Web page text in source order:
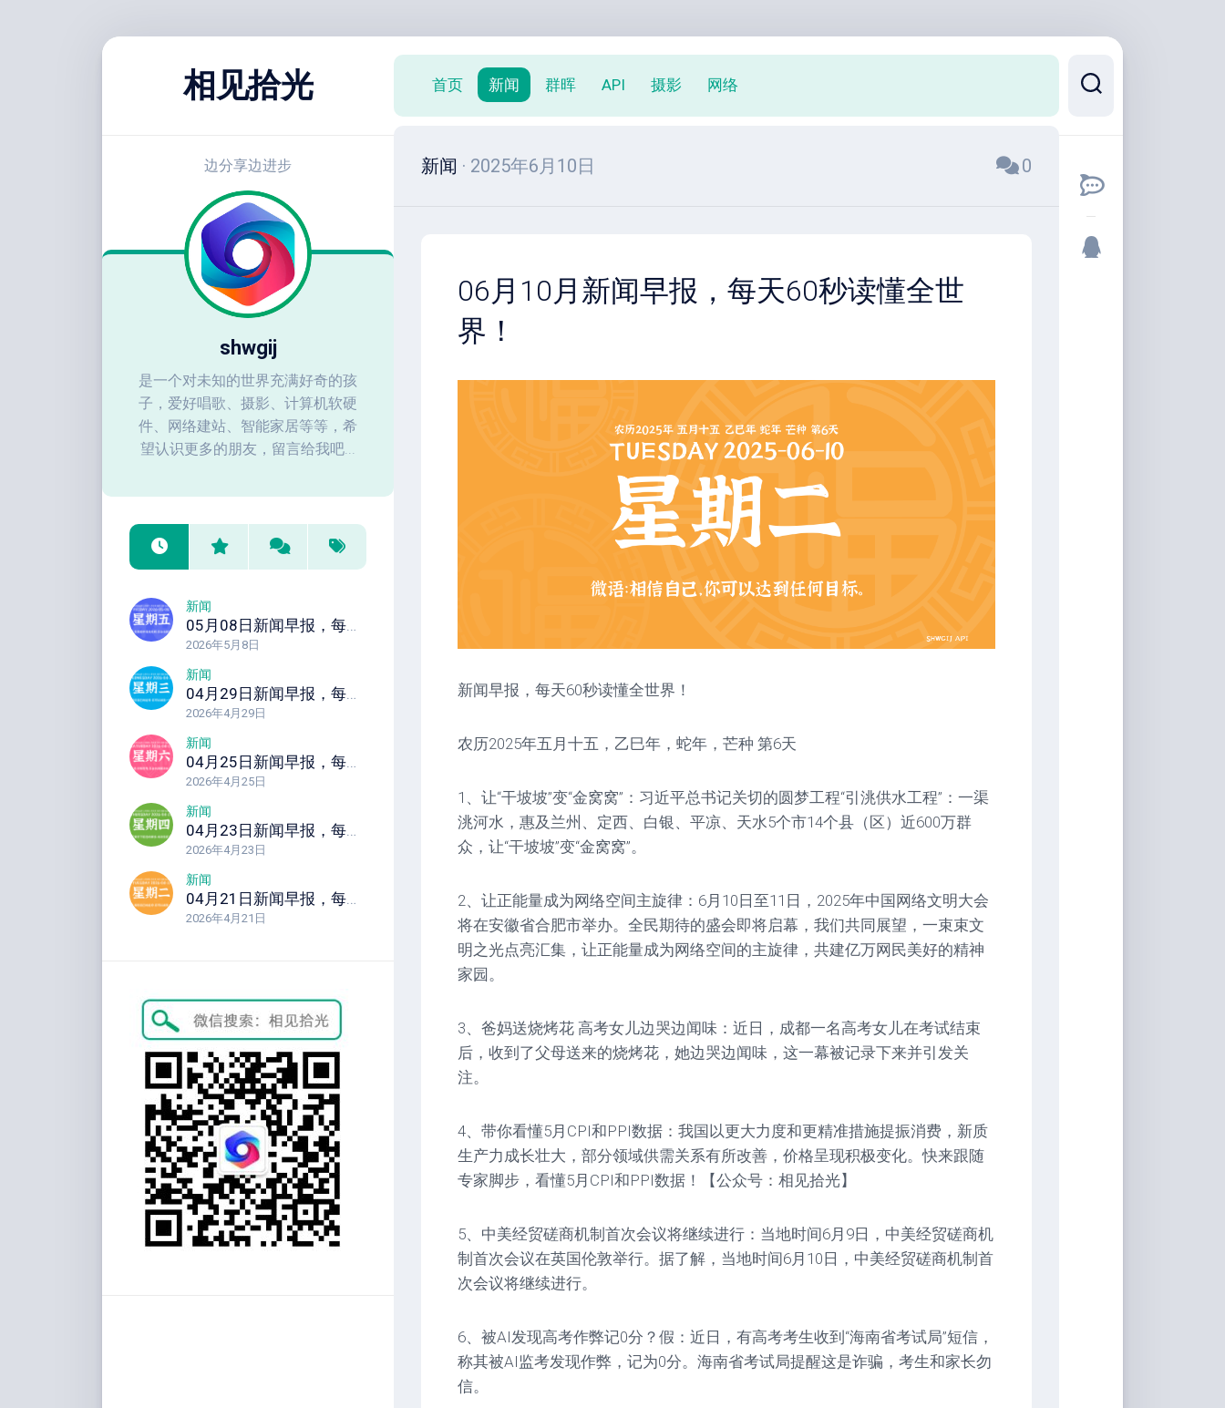
相见拾光
边分享边进步
shwgij
是一个对未知的世界充满好奇的孩
子，爱好唱歌、摄影、计算机软硬
件、网络建站、智能家居等等，希
望认识更多的朋友，留言给我吧...
新闻
05月08日新闻早报，每天60秒读懂全世界！
2026年5月8日
新闻
04月29日新闻早报，每天60秒读懂全世界！
2026年4月29日
新闻
04月25日新闻早报，每天60秒读懂全世界！
2026年4月25日
新闻
04月23日新闻早报，每天60秒读懂全世界！
2026年4月23日
新闻
04月21日新闻早报，每天60秒读懂全世界！
2026年4月21日
首页 新闻 群晖 API 摄影 网络
新闻 · 2025年6月10日 0
06月10月新闻早报，每天60秒读懂全世
界！
新闻早报，每天60秒读懂全世界！
农历2025年五月十五，乙巳年，蛇年，芒种 第6天
1、让“干坡坡”变“金窝窝”：习近平总书记关切的圆梦工程“引洮供水工程”：一渠
洮河水，惠及兰州、定西、白银、平凉、天水5个市14个县（区）近600万群
众，让“干坡坡”变“金窝窝”。
2、让正能量成为网络空间主旋律：6月10日至11日，2025年中国网络文明大会
将在安徽省合肥市举办。全民期待的盛会即将启幕，我们共同展望，一束束文
明之光点亮汇集，让正能量成为网络空间的主旋律，共建亿万网民美好的精神
家园。
3、爸妈送烧烤花 高考女儿边哭边闻味：近日，成都一名高考女儿在考试结束
后，收到了父母送来的烧烤花，她边哭边闻味，这一幕被记录下来并引发关
注。
4、带你看懂5月CPI和PPI数据：我国以更大力度和更精准措施提振消费，新质
生产力成长壮大，部分领域供需关系有所改善，价格呈现积极变化。快来跟随
专家脚步，看懂5月CPI和PPI数据！【公众号：相见拾光】
5、中美经贸磋商机制首次会议将继续进行：当地时间6月9日，中美经贸磋商机
制首次会议在英国伦敦举行。据了解，当地时间6月10日，中美经贸磋商机制首
次会议将继续进行。
6、被AI发现高考作弊记0分？假：近日，有高考考生收到“海南省考试局”短信，
称其被AI监考发现作弊，记为0分。海南省考试局提醒这是诈骗，考生和家长勿
信。